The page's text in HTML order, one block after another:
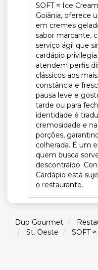
SOFT ≈ Ice
Goiânia, oferece
em cremes
sabor marcante,
serviço ágil que
cardápio
atendem perfis
clássicos aos
constância e
pausa leve e
tarde ou para
identidade é
cremosidade e
porções,
colherada. É um
quem busca
descontraído.
Cardápio está
o restaurante.
Duo Gourmet
St. Oeste
SOFT